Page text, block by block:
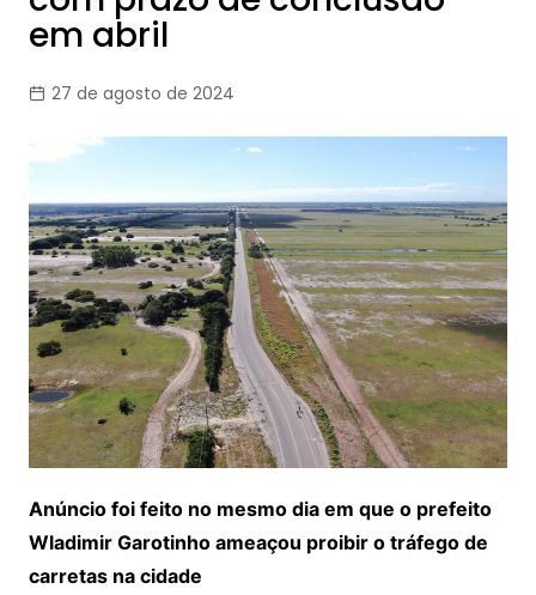
em abril
27 de agosto de 2024
Anúncio foi feito no mesmo dia em que o prefeito
Wladimir Garotinho ameaçou proibir o tráfego de
carretas na cidade